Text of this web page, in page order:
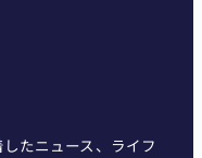
たニュース、ライフ